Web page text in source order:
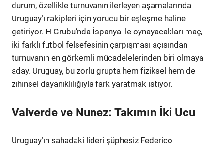
durum, özellikle turnuvanın ilerleyen aşamalarında
Uruguay’ı rakipleri için yorucu bir eşleşme haline
getiriyor. H Grubu’nda İspanya ile oynayacakları maç,
iki farklı futbol felsefesinin çarpışması açısından
turnuvanın en görkemli mücadelelerinden biri olmaya
aday. Uruguay, bu zorlu grupta hem fiziksel hem de
zihinsel dayanıklılığıyla fark yaratmak istiyor.
Valverde ve Nunez: Takımın İki Ucu
Uruguay’ın sahadaki lideri şüphesiz Federico